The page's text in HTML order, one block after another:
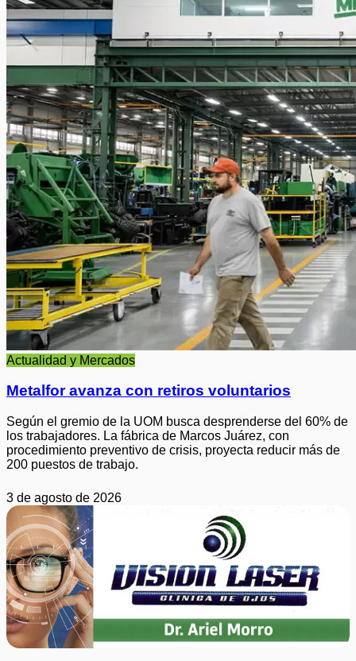
Actualidad y Mercados
Metalfor avanza con retiros voluntarios
Según el gremio de la UOM busca desprenderse del 60% de
los trabajadores. La fábrica de Marcos Juárez, con
procedimiento preventivo de crisis, proyecta reducir más de
200 puestos de trabajo.
3 de agosto de 2026